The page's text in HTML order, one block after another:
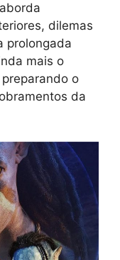
dilemas
prolongada
mais o
o
da